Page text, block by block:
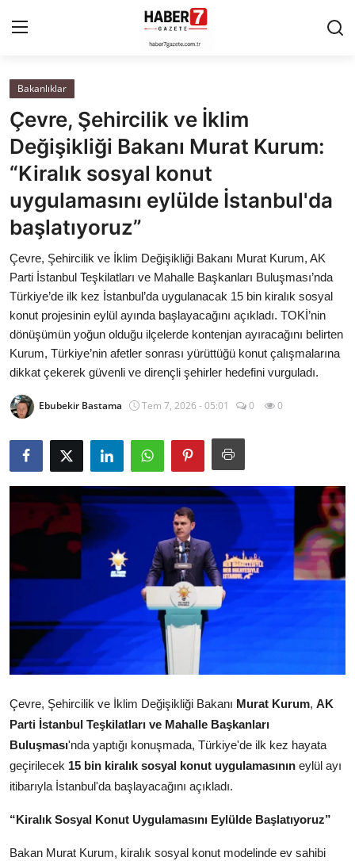
Anasayfa
Cumhurbaşkanlığı
Genel Merkez
Büyükşehir ve İller
Valilikler
Gallery
Bakanlıklar
İl / İlçe Başkanlıkları
İlçeler
Kaymakamlıklar
TBMM
Siyasi Partiler
Yerel Yönetimler
Mülki İdare
Toplum ve Yaşam
Kamu Kurumları ve Üst Kurullar
Bakanlıklar
Çevre, Şehircilik ve İklim
Değişikliği Bakanı Murat Kurum:
“Kiralık sosyal konut
uygulamasını eylülde İstanbul'da
başlatıyoruz”
Çevre, Şehircilik ve İklim Değişikliği Bakanı Murat Kurum, AK
Parti İstanbul Teşkilatları ve Mahalle Başkanları Buluşması’nda
Türkiye’de ilk kez İstanbul’da uygulanacak 15 bin kiralık sosyal
konut projesinin eylül ayında başlayacağını açıkladı. TOKİ’nin
dönüşümün yoğun olduğu ilçelerde kontenjan ayıracağını belirten
Kurum, Türkiye’nin afetler sonrası yürüttüğü konut çalışmalarına
dikkat çekerek güvenli ve dirençli şehirler hedefini vurguladı.
Ebubekir Bastama Tem 7, 2026 - 05:01 0 0
Çevre, Şehircilik ve İklim Değişikliği Bakanı Murat Kurum, AK
Parti İstanbul Teşkilatları ve Mahalle Başkanları
Buluşması'nda yaptığı konuşmada, Türkiye'de ilk kez hayata
geçirilecek 15 bin kiralık sosyal konut uygulamasının eylül ayı
itibarıyla İstanbul'da başlayacağını açıkladı.
“Kiralık Sosyal Konut Uygulamasını Eylülde Başlatıyoruz”
Bakan Murat Kurum, kiralık sosyal konut modelinde ev sahibi